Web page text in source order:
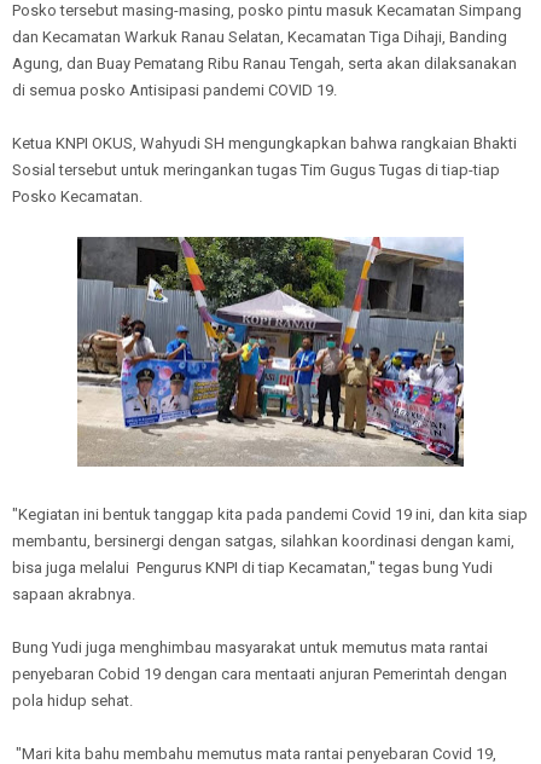
Posko tersebut masing-masing, posko pintu masuk Kecamatan Simpang
dan Kecamatan Warkuk Ranau Selatan, Kecamatan Tiga Dihaji, Banding
Agung, dan Buay Pematang Ribu Ranau Tengah, serta akan dilaksanakan
di semua posko Antisipasi pandemi COVID 19.
Ketua KNPI OKUS, Wahyudi SH mengungkapkan bahwa rangkaian Bhakti
Sosial tersebut untuk meringankan tugas Tim Gugus Tugas di tiap-tiap
Posko Kecamatan.
"Kegiatan ini bentuk tanggap kita pada pandemi Covid 19 ini, dan kita siap
membantu, bersinergi dengan satgas, silahkan koordinasi dengan kami,
bisa juga melalui Pengurus KNPI di tiap Kecamatan," tegas bung Yudi
sapaan akrabnya.
Bung Yudi juga menghimbau masyarakat untuk memutus mata rantai
penyebaran Cobid 19 dengan cara mentaati anjuran Pemerintah dengan
pola hidup sehat.
"Mari kita bahu membahu memutus mata rantai penyebaran Covid 19,